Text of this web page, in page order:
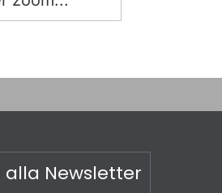
alla Newsletter